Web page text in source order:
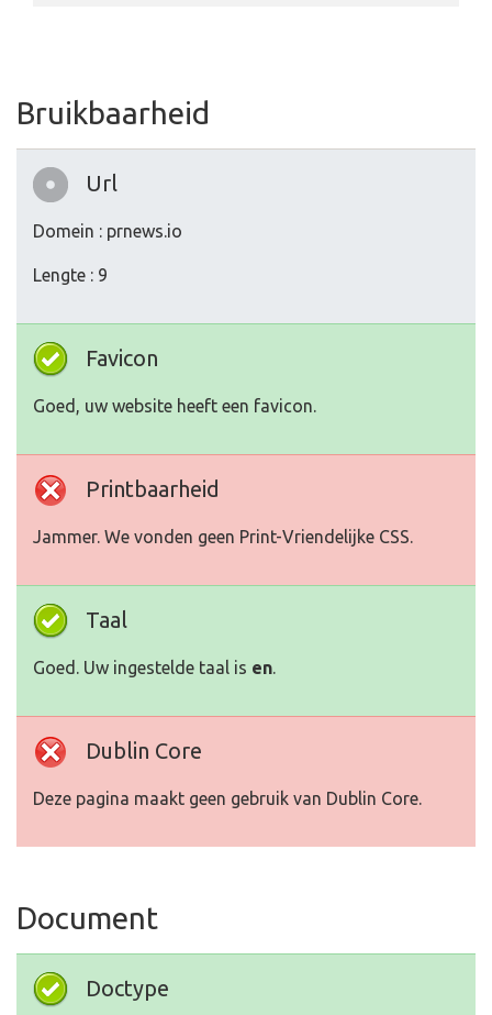
Bruikbaarheid
Url
Domein : prnews.io
Lengte : 9
Favicon
Goed, uw website heeft een favicon.
Printbaarheid
Jammer. We vonden geen Print-Vriendelijke CSS.
Taal
Goed. Uw ingestelde taal is en.
Dublin Core
Deze pagina maakt geen gebruik van Dublin Core.
Document
Doctype